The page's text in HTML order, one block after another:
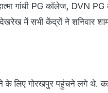
गांधी PG कॉलेज, DVN
में सभी केंद्रों ने शनिवार
देने के लिए गोरखपुर पहुंचने लगे थे.